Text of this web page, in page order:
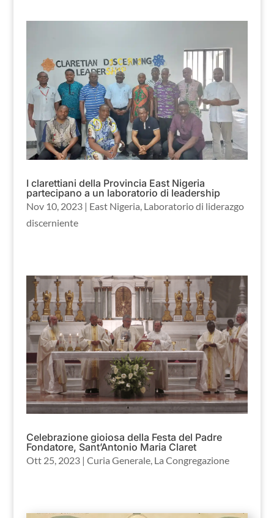
I clarettiani della Provincia East Nigeria
partecipano a un laboratorio di leadership
Nov 10, 2023| East Nigeria Laboratorio di liderazgo
discerniente
Celebrazione gioiosa della Festa del Padre
Fondatore, Sant’Antonio Maria Claret
Ott 25, 2023| Curia Generale, La Congregazione